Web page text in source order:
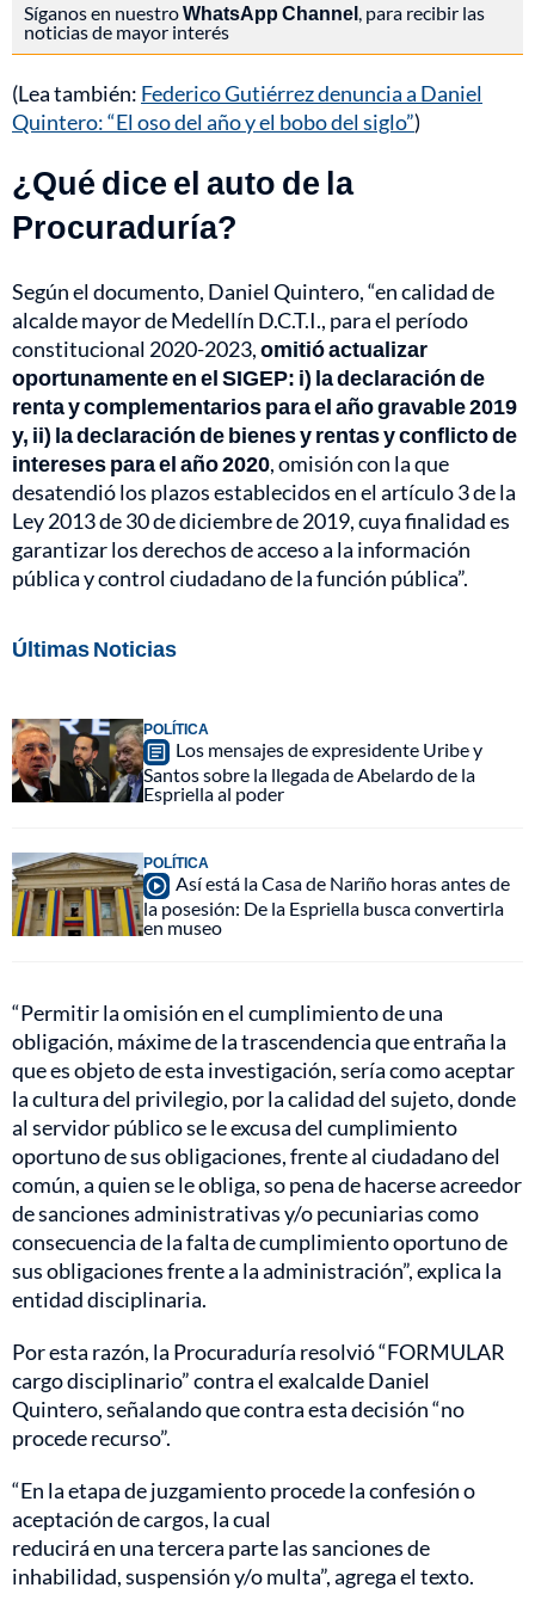
Síganos en nuestroWhatsApp Channel, para recibir las
noticias de mayor interés
(Lea también: Federico Gutiérrez denuncia a Daniel
Quintero: “El oso del año y el bobo del siglo”)
¿Qué dice el auto de la
Procuraduría?
Según el documento, Daniel Quintero, “en calidad de
alcalde mayor de Medellín D.C.T.I., para el período
constitucional 2020-2023,omitió actualizar
oportunamente en el SIGEP: i) la declaración de
renta y complementarios para el año gravable 2019
y, ii) la declaración de bienes y rentas y conflicto de
intereses para el año 2020, omisión con la que
desatendió los plazos establecidos en el artículo 3 de la
Ley 2013 de 30 de diciembre de 2019, cuya finalidad es
garantizar los derechos de acceso a la información
pública y control ciudadano de la función pública”.
Últimas Noticias
POLÍTICA
Los mensajes de expresidente Uribe y
Santos sobre la llegada de Abelardo de la
Espriella al poder
POLÍTICA
Así está la Casa de Nariño horas antes de
la posesión: De la Espriella busca convertirla
en museo
“Permitir la omisión en el cumplimiento de una
obligación, máxime de la trascendencia que entraña la
que es objeto de esta investigación, sería como aceptar
la cultura del privilegio, por la calidad del sujeto, donde
al servidor público se le excusa del cumplimiento
oportuno de sus obligaciones, frente al ciudadano del
común, a quien se le obliga, so pena de hacerse acreedor
de sanciones administrativas y/o pecuniarias como
consecuencia de la falta de cumplimiento oportuno de
sus obligaciones frente a la administración”, explica la
entidad disciplinaria.
Por esta razón, la Procuraduría resolvió “FORMULAR
cargo disciplinario” contra el exalcalde Daniel
Quintero, señalando que contra esta decisión “no
procede recurso”.
“En la etapa de juzgamiento procede la confesión o
aceptación de cargos, la cual
reducirá en una tercera parte las sanciones de
inhabilidad, suspensión y/o multa”, agrega el texto.